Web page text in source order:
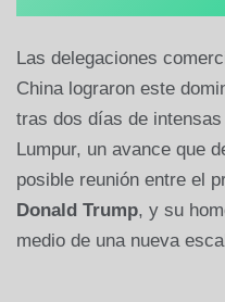
Las delegaciones
China lograron este
tras dos días de
Lumpur, un avance que
posible reunión entre el
Donald Trump, y su
medio de una nueva